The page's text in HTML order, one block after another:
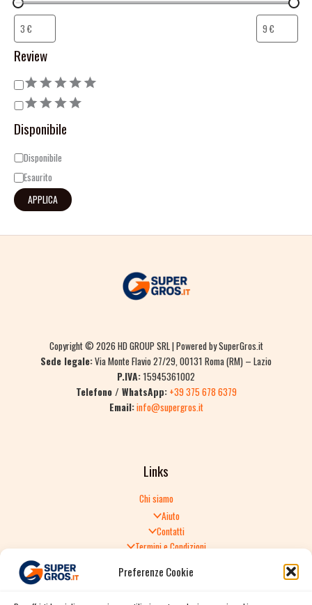
Preferenze Cookie
Review
Disponibile
Disponibile
Esaurito
APPLICA
Copyright © 2026 HD GROUP SRL | Powered by SuperGros.it
Sede legale:Via Monte Flavio 27/29, 00131 Roma (RM) – Lazio
P.IVA:15945361002
Telefono / WhatsApp: +39 375 678 6379
Email:info@supergros.it
Links
Chi siamo
Aiuto
Contatti
Termini e Condizioni
Politica di Reso